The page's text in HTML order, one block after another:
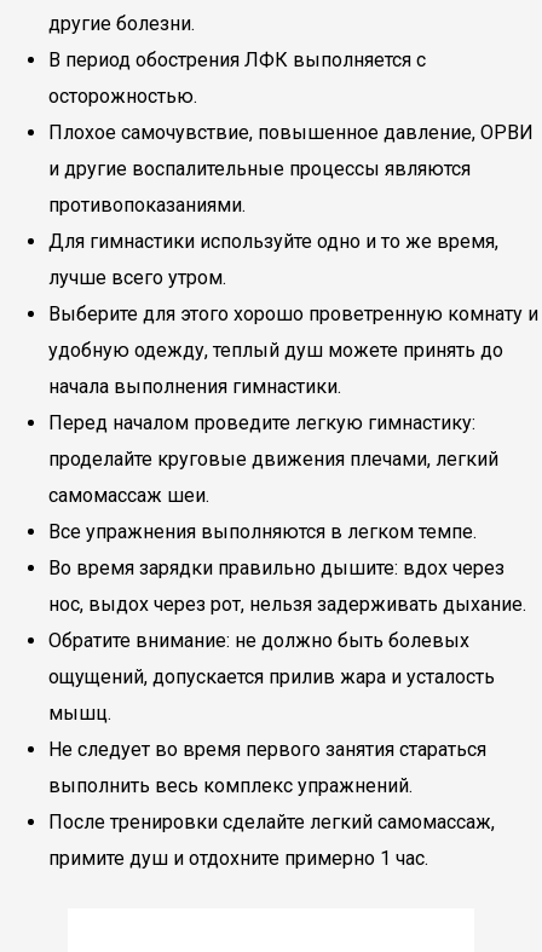
другие болезни.
В период обострения ЛФК выполняется с
осторожностью.
Плохое самочувствие, повышенное давление, ОРВИ
и другие воспалительные процессы являются
противопоказаниями.
Для гимнастики используйте одно и то же время,
лучше всего утром.
Выберите для этого хорошо проветренную комнату и
удобную одежду, теплый душ можете принять до
начала выполнения гимнастики.
Перед началом проведите легкую гимнастику:
проделайте круговые движения плечами, легкий
самомассаж шеи.
Все упражнения выполняются в легком темпе.
Во время зарядки правильно дышите: вдох через
нос, выдох через рот, нельзя задерживать дыхание.
Обратите внимание: не должно быть болевых
ощущений, допускается прилив жара и усталость
мышц.
Не следует во время первого занятия стараться
выполнить весь комплекс упражнений.
После тренировки сделайте легкий самомассаж,
примите душ и отдохните примерно 1 час.